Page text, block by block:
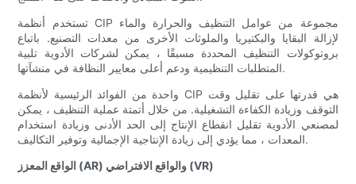
تستخدم أنظمة CIP مجموعة من عوامل التنظيف والحرارة والماء
لإزالة البقايا والبكتيريا والملوثات الأخرى من معدات التصنيع. باتباع
بروتوكولات التنظيف المحددة مسبقًا ، يمكن لشركات الأدوية تلبية
المتطلبات التنظيمية ودعم أعلى معايير النظافة في منشآتها.
واحدة من الفوائد الرئيسية لأنظمة CIP هي قدرتها على تقليل وقت
التوقف وزيادة الكفاءة التشغيلية. من خلال أتمتة عملية التنظيف ، يمكن
لمصنعي الأدوية تقليل انقطاع الإنتاج إلى الحد الأدنى وزيادة استخدام
المعدات ، مما يؤدي إلى زيادة الإنتاجية الإجمالية وتوفير التكاليف.
الواقع المعزز (AR) والواقع الافتراضي (VR)